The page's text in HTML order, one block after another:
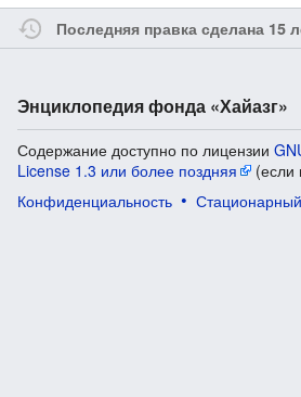
Последняя правка сделана 15
Энциклопедия фонда «Хайазг»
Содержание доступно по лицензии
License 1.3 или более поздняя
(если
Конфиденциальность
Стационарный